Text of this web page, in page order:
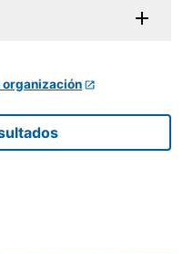
organización